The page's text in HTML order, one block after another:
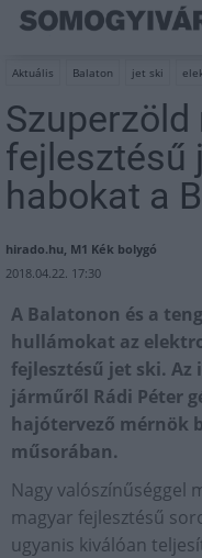
Aktuális Balaton jet ski
Szuperzöld
fejlesztésű
habokat a
hirado.hu, M1 Kék bolygó
2018.04.22. 17:30
A Balatonon és a
hullámokat az
fejlesztésű jet ski.
járműről Rádi Péter
hajótervező mérnök
műsorában.
Nagy valószínűséggel
magyar fejlesztésű
ugyanis kiválóan